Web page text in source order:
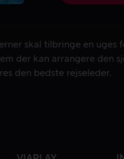
skal tilbringe en uges
skal tilbringe en uges
der kan arrangere den
den bedste rejseleder.